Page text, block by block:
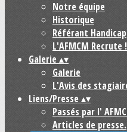
Notre équipe
Historique
Référant Handicap
L'AFMCM Recrute !
Galerie▴▾
Galerie
L'Avis des
Liens/Presse▴▾
Passés par l'
Articles de presse.